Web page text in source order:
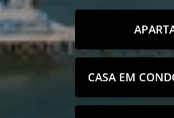
CASA EM